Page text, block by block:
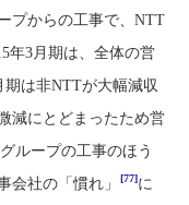
プからの工事で、NTT
年3月期は、全体の営
期は非NTTが大幅減収
減にとどまったため営
ループの工事のほう
会社の「慣れ」
[77]に